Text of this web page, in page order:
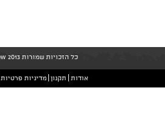
כל הזכויות שמורות GoShow 2013
אודות תקנון מדיניות פרטיות